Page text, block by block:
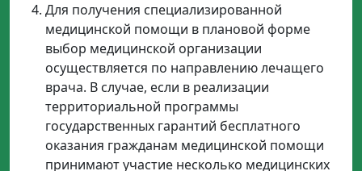
Для получения специализированной
медицинской помощи в плановой форме
выбор медицинской организации
осуществляется по направлению лечащего
врача. В случае, если в реализации
территориальной программы
государственных гарантий бесплатного
оказания гражданам медицинской помощи
принимают участие несколько медицинских